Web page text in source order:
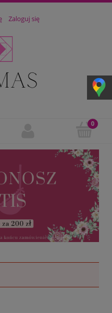
Zaloguj się